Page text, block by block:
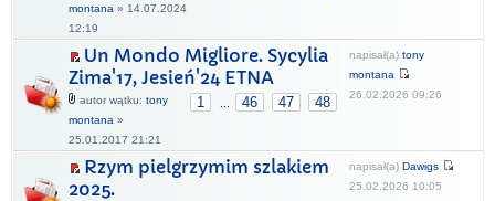
montana » 14.07.2024
12:19
Un Mondo Migliore. Sycylia
Zima'17, Jesień'24 ETNA
1 46 47 48
autor wątku: tony
montana »
25.01.2017 21:21
napisał(a) tony
montana
26.02.2026 09:26
Rzym pielgrzymim szlakiem
2025.
napisał(a) Dawigs
25.02.2026 10:05